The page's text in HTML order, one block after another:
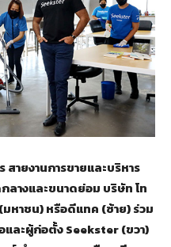
ยงานการขายและบริหาร
ลางและขนาดย่อม บริษัท โท
หาชน) หรือดีแทค (ซ้าย) ร่วม
ละผู้ก่อตั้ง Seekster (ขวา)